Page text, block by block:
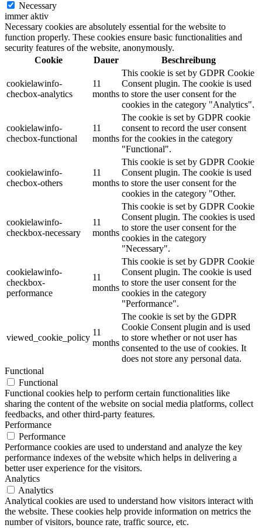
Necessary
immer aktiv
Necessary cookies are absolutely essential for the website to
function properly. These cookies ensure basic functionalities and
security features of the website, anonymously.
Cookie
Dauer Beschreibung
cookielawinfo-
checbox-analytics
11
months
This cookie is set by GDPR Cookie
Consent plugin. The cookie is used
to store the user consent for the
cookies in the category "Analytics".
cookielawinfo-
checbox-functional
11
months
The cookie is set by GDPR cookie
consent to record the user consent
for the cookies in the category
"Functional".
cookielawinfo-
checbox-others
11
months
This cookie is set by GDPR Cookie
Consent plugin. The cookie is used
to store the user consent for the
cookies in the category "Other.
cookielawinfo-
checkbox-necessary
11
months
This cookie is set by GDPR Cookie
Consent plugin. The cookies is used
to store the user consent for the
cookies in the category
"Necessary".
cookielawinfo-
checkbox-
performance
11
months
This cookie is set by GDPR Cookie
Consent plugin. The cookie is used
to store the user consent for the
cookies in the category
"Performance".
viewed_cookie_policy
11
months
The cookie is set by the GDPR
Cookie Consent plugin and is used
to store whether or not user has
consented to the use of cookies. It
does not store any personal data.
Functional
Functional
Functional cookies help to perform certain functionalities like
sharing the content of the website on social media platforms, collect
feedbacks, and other third-party features.
Performance
Performance
Performance cookies are used to understand and analyze the key
performance indexes of the website which helps in delivering a
better user experience for the visitors.
Analytics
Analytics
Analytical cookies are used to understand how visitors interact with
the website. These cookies help provide information on metrics the
number of visitors, bounce rate, traffic source, etc.